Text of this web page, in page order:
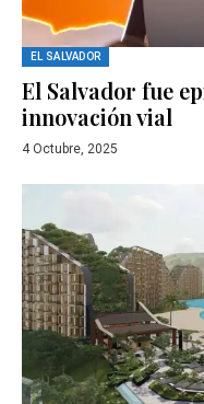
EL SALVADOR
El Salvador fue
innovación vial
4 Octubre, 2025